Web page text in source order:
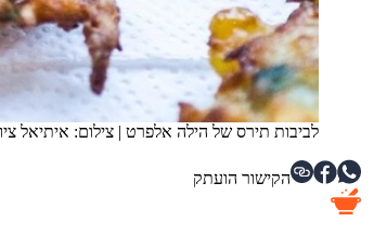
לביבות תירס של הילה אלפרט | צילום: איתיאל
הקישור הועתק